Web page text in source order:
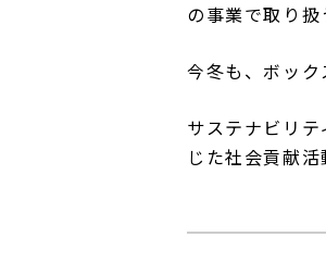
の事業で取り扱
今冬も、ボック
サステナビリ
じた社会貢献活